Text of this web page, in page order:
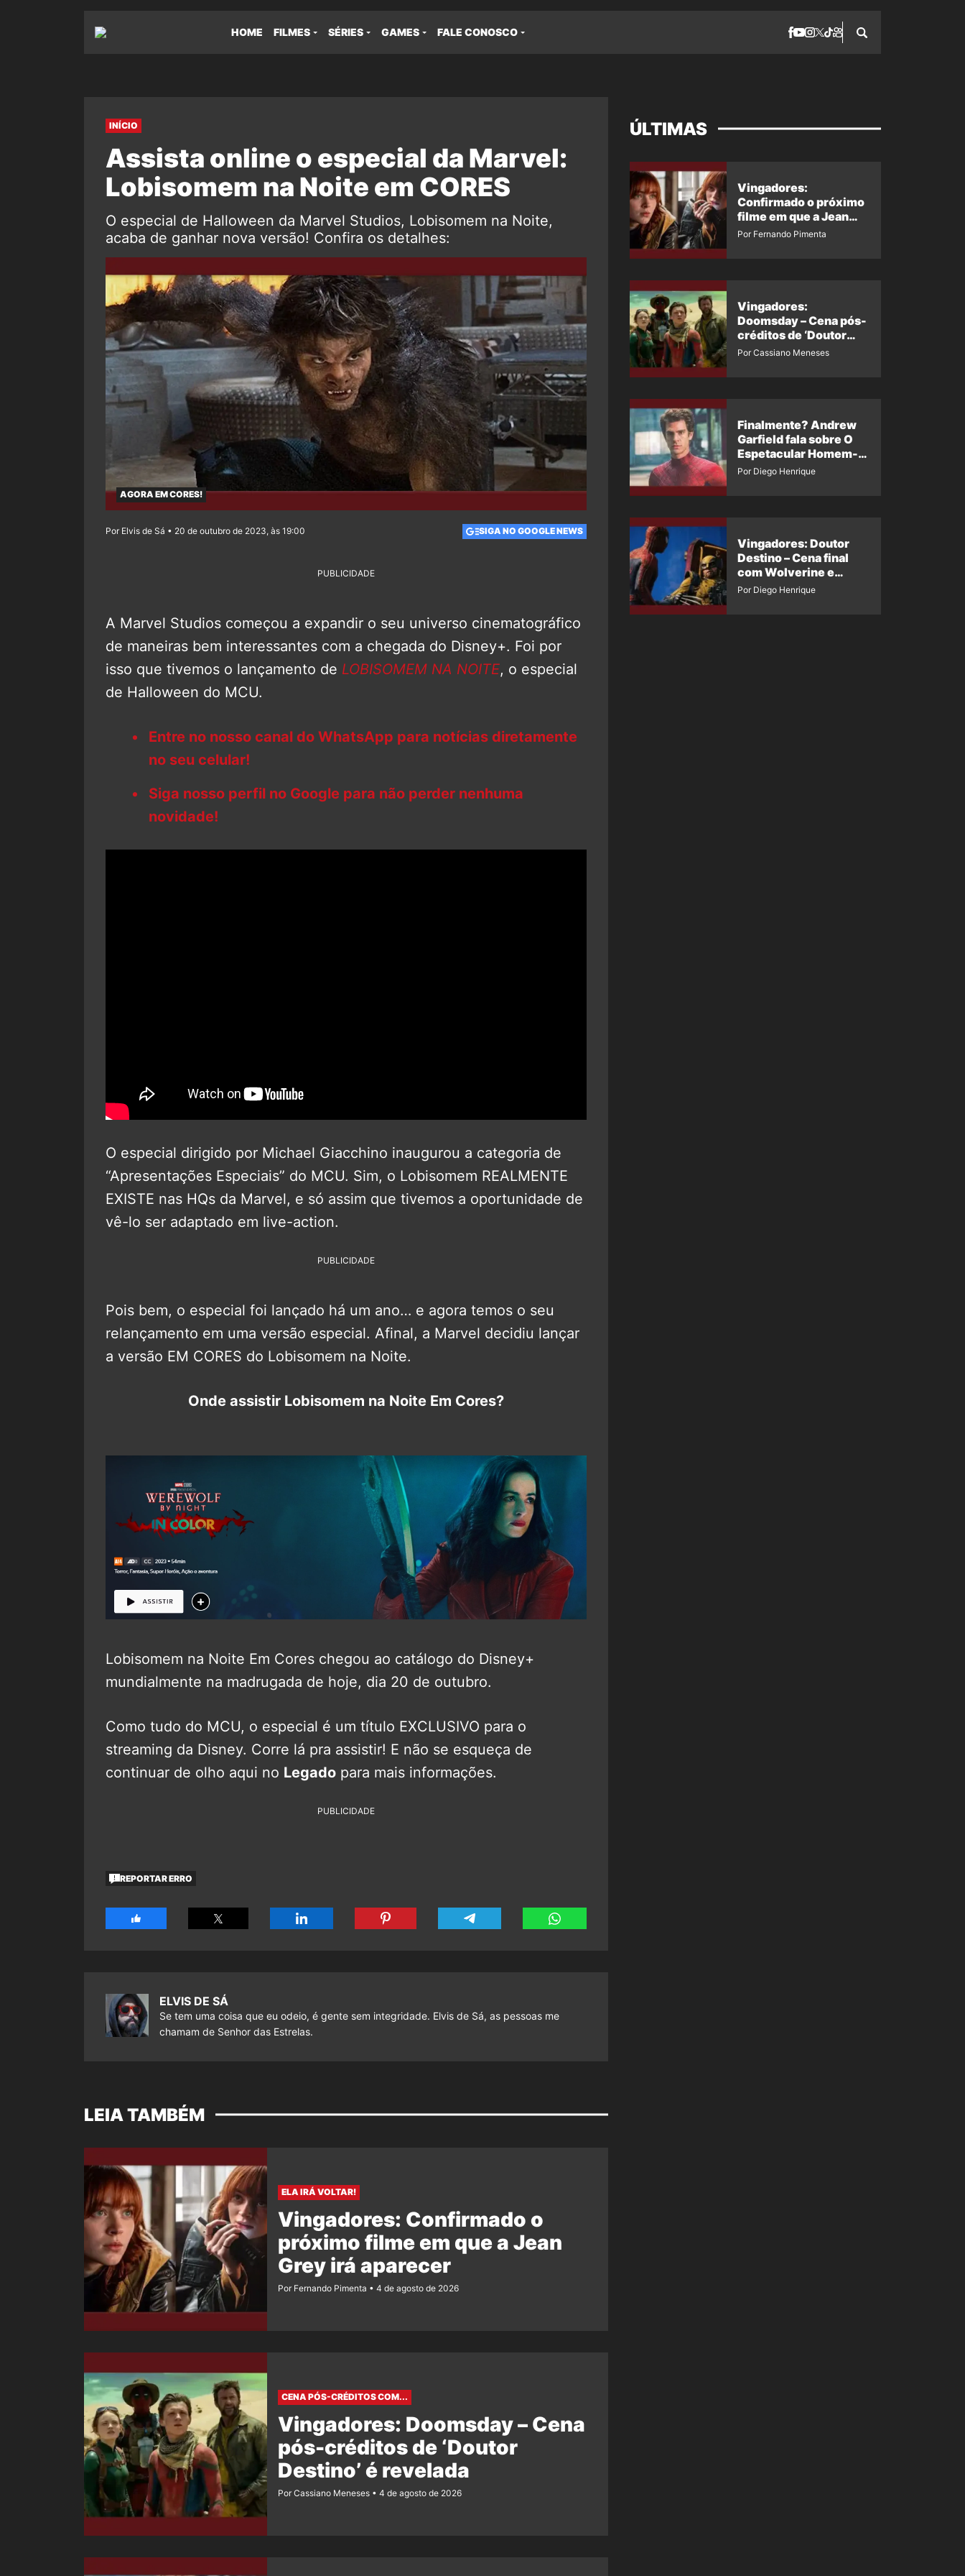
HOME FILMES SÉRIES GAMES FALE CONOSCO
INÍCIO
Assista online o especial da Marvel:
Lobisomem na Noite em CORES
O especial de Halloween da Marvel Studios, Lobisomem na Noite,
acaba de ganhar nova versão! Confira os detalhes:
AGORA EM CORES!
Por Elvis de Sá • 20 de outubro de 2023, às 19:00 SIGA NO GOOGLE NEWS
PUBLICIDADE
A Marvel Studios começou a expandir o seu universo cinematográfico
de maneiras bem interessantes com a chegada do Disney+. Foi por
isso que tivemos o lançamento de LOBISOMEM NA NOITE, o especial
de Halloween do MCU.
Entre no nosso canal do WhatsApp para notícias diretamente
no seu celular!
Siga nosso perfil no Google para não perder nenhuma
novidade!
O especial dirigido por Michael Giacchino inaugurou a categoria de
“Apresentações Especiais” do MCU. Sim, o Lobisomem REALMENTE
EXISTE nas HQs da Marvel, e só assim que tivemos a oportunidade de
vê-lo ser adaptado em live-action.
PUBLICIDADE
Pois bem, o especial foi lançado há um ano… e agora temos o seu
relançamento em uma versão especial. Afinal, a Marvel decidiu lançar
a versão EM CORES do Lobisomem na Noite.
Onde assistir Lobisomem na Noite Em Cores?
Lobisomem na Noite Em Cores chegou ao catálogo do Disney+
mundialmente na madrugada de hoje, dia 20 de outubro.
Como tudo do MCU, o especial é um título EXCLUSIVO para o
streaming da Disney. Corre lá pra assistir! E não se esqueça de
continuar de olho aqui no Legado para mais informações.
PUBLICIDADE
REPORTAR ERRO
ELVIS DE SÁ
Se tem uma coisa que eu odeio, é gente sem integridade. Elvis de Sá, as pessoas me
chamam de Senhor das Estrelas.
LEIA TAMBÉM
ELA IRÁ VOLTAR!
Vingadores: Confirmado o
próximo filme em que a Jean
Grey irá aparecer
Por Fernando Pimenta 4 de agosto de 2026
CENA PÓS-CRÉDITOS COM...
Vingadores: Doomsday – Cena
pós-créditos de ‘Doutor
Destino’ é revelada
Por Cassiano Meneses 4 de agosto de 2026
ÚLTIMAS
Vingadores:
Confirmado o próximo
filme em que a Jean
Grey irá aparecer
Por Fernando Pimenta
Vingadores:
Doomsday – Cena pós-
créditos de ‘Doutor
Destino’ é revelada
Por Cassiano Meneses
Finalmente? Andrew
Garfield fala sobre O
Espetacular Homem-
Aranha 3
Por Diego Henrique
Vingadores: Doutor
Destino – Cena final
com Wolverine e
Homem-Aranha de
Por Diego Henrique